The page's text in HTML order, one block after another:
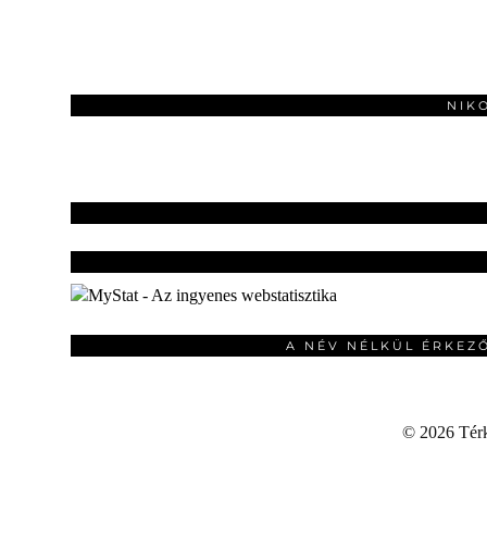
A NÉV NÉLKÜL
© 2026